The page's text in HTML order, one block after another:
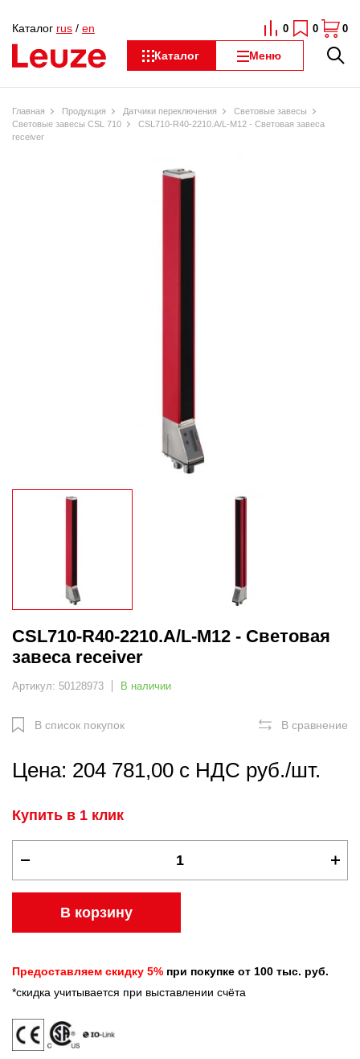
Каталог Меню
Каталог rus / en 0 0 0
Главная Продукция Датчики переключения
Световые завесы
Световые завесы CSL 710
CSL710-R40-2210.A/L-M12 - Световая завеса
receiver
CSL710-R40-2210.A/L-M12 - Световая
завеса receiver
Артикул: 50128973 В наличии
В список покупок В сравнение
Цена: 204 781,00 с НДС руб./шт.
Купить в 1 клик
В корзину
Предоставляем скидку 5% при покупке от 100 тыс. руб.
*скидка учитывается при выставлении счёта